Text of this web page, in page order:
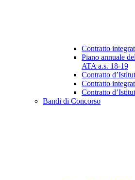
Contratto
Piano annuale
ATA a.s. 18-19
Contratto
Contratto
Contratto
Bandi di Concorso